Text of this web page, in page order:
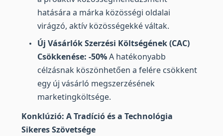
hatására a márka közösségi oldalai
virágzó, aktív közösségekké váltak.
Új Vásárlók Szerzési Költségének (CAC)
Csökkenése: -50%A hatékonyabb
célzásnak köszönhetően a felére csökkent
egy új vásárló megszerzésének
marketingköltsége.
Konklúzió: A Tradíció és a Technológia
Sikeres Szövetsége